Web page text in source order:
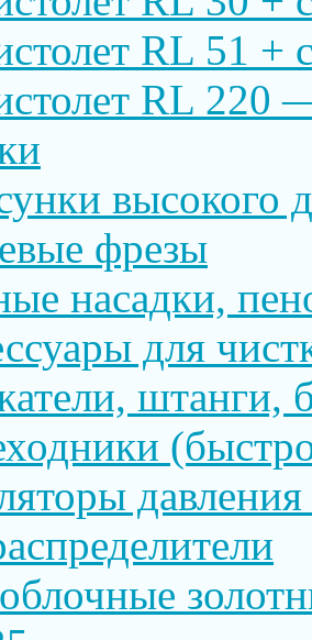
RL 51 +
RL 220
высокого
фрезы
насадки,
для
штанги,